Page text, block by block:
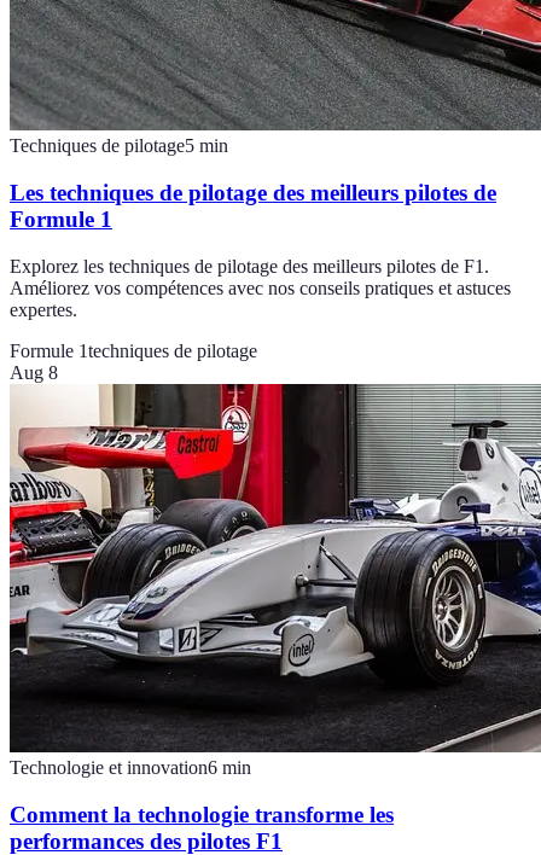
Techniques de pilotage5 min
Les techniques de pilotage des meilleurs pilotes de
Formule 1
Explorez les techniques de pilotage des meilleurs pilotes de F1.
Améliorez vos compétences avec nos conseils pratiques et astuces
expertes.
Formule 1techniques de pilotage
Aug 8
Technologie et innovation6 min
Comment la technologie transforme les
performances des pilotes F1